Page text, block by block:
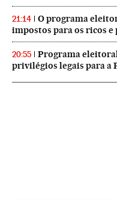
21:14
O programa
impostos para os ricos
20:55
Programa
privilégios legais para a